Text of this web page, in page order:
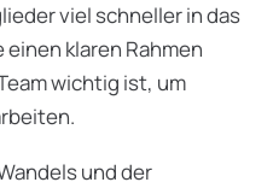
viel schneller in das
klaren Rahmen
wichtig ist, um
und der